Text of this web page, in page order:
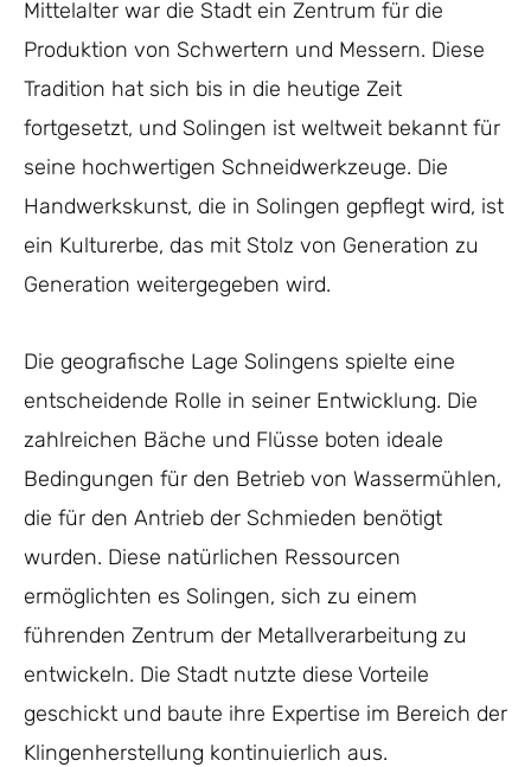
Mittelalter war die Stadt ein Zentrum für die
Produktion von Schwertern und Messern. Diese
Tradition hat sich bis in die heutige Zeit
fortgesetzt, und Solingen ist weltweit bekannt für
seine hochwertigen Schneidwerkzeuge. Die
Handwerkskunst, die in Solingen gepflegt wird, ist
ein Kulturerbe, das mit Stolz von Generation zu
Generation weitergegeben wird.
Die geografische Lage Solingens spielte eine
entscheidende Rolle in seiner Entwicklung. Die
zahlreichen Bäche und Flüsse boten ideale
Bedingungen für den Betrieb von Wassermühlen,
die für den Antrieb der Schmieden benötigt
wurden. Diese natürlichen Ressourcen
ermöglichten es Solingen, sich zu einem
führenden Zentrum der Metallverarbeitung zu
entwickeln. Die Stadt nutzte diese Vorteile
geschickt und baute ihre Expertise im Bereich der
Klingenherstellung kontinuierlich aus.